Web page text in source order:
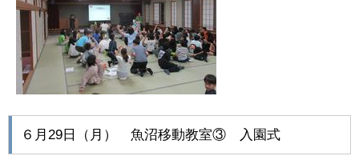
６月29日（月） 魚沼移動教室③ 入園式